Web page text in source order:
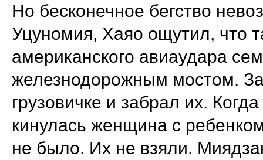
Но бесконечное бегство
Уцуномия, Хаяо ощутил, что
американского авиаудара
железнодорожным мостом.
грузовичке и забрал их.
кинулась женщина с
не было. Их не взяли.